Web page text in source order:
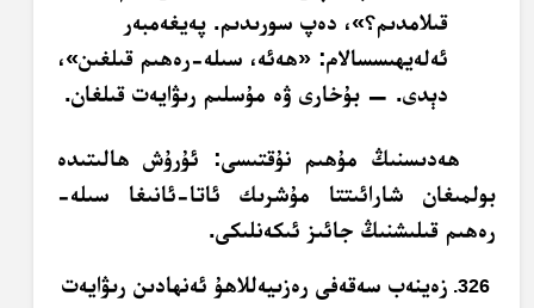
قىلامدىم؟»، دەپ سورىدىم. پەيغەمبەر
ئەلەيھىسسالام: «ھەئە، سىلە-رەھىم قىلغىن»،
دېدى. — بۇخارى ۋە مۇسلىم رىۋايەت قىلغان.
ھەدىسنىڭ مۇھىم نۇقتىسى: ئۇرۇش ھالىتىدە
بولمىغان شارائىتتا مۇشرىك ئاتا-ئانىغا سىلە-
رەھىم قىلىشنىڭ جائىز ئىكەنلىكى.
زەينەب سەقەفى رەزىيەللاھۇ ئەنھادىن رىۋايەت